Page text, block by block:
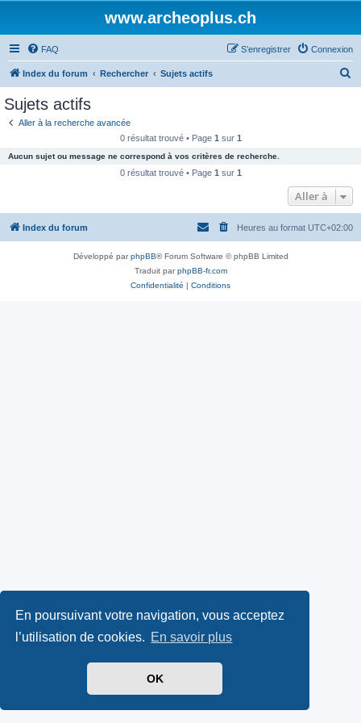
En poursuivant votre navigation, vous acceptez
l’utilisation de cookies. En savoir plus
OK
www.archeoplus.ch
FAQ Connexion
S’enregistrer
Index du forum Rechercher Sujets actifs
c
e
Sujets actifs
Aller à la recherche avancée
0 résultat trouvé • Page 1 sur 1
Aucun sujet ou message ne correspond à vos critères de recherche.
0 résultat trouvé • Page 1 sur 1
Aller à
Index du forum Heures au format UTC+02:00
Développé parphpBB® Forum Software © phpBB Limited
Traduit parphpBB-fr.com
Confidentialité | Conditions